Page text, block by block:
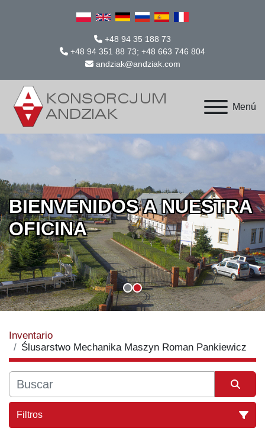
+48 94 35 188 73
+48 94 351 88 73; +48 663 746 804
andziak@andziak.com
Menú
BIENVENIDOS A NUESTRA
OFICINA
Inventario
Ślusarstwo Mechanika Maszyn Roman Pankiewicz
Filtros